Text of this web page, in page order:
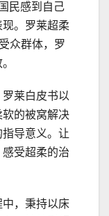
民感到自己
。罗莱超柔
众群体，罗
莱白皮书以
的被窝解决
导意义。让
受超柔的治
，秉持以床